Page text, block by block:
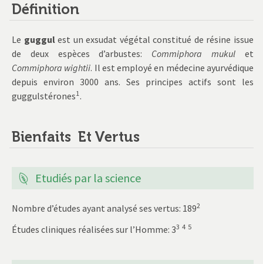
Définition
Le guggulest un exsudat végétal constitué de résine issue
de deux espèces d’arbustes: Commiphora mukul et
Commiphora wightii. Il est employé en médecine ayurvédique
depuis environ 3000 ans. Ses principes actifs sont les
guggulstérones1.
Bienfaits Et Vertus
Etudiés par la science
Nombre d’études ayant analysé ses vertus: 1892
Études cliniques réalisées sur l’Homme: 33 4 5